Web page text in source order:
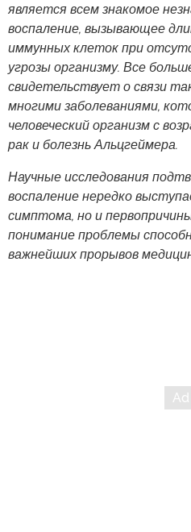
является всем знакомое
воспаление, вызывающее
иммунных клеток при
угрозы организму. Все
свидетельствует о связи
многими заболеваниями,
человеческий организм с
рак и болезнь Альцгеймера.
Научные исследования
воспаление нередко
симптома, но и
понимание проблемы
важнейших прорывов